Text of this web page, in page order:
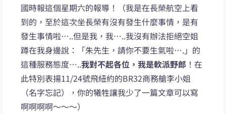
國時報這個星期六的報導！（我是在長榮航空上看
到的，至於這次坐長榮有沒有發生什麼事情，是有
發生事情啦…..但是我，我…..我沒有辦法拒絕空姐
蹲在我身邊說：「朱先生，請你不要生氣啦….」的
這種服務態度…..我對不起各位，我是軟派野郎 ！在
此特別表揚11/24號飛紐約的BR32商務艙李小姐
（名字忘記），你的犧牲讓我少了一篇文章可以寫
啊啊啊啊～～～）